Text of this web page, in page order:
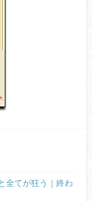
全てが狂う｜終わ